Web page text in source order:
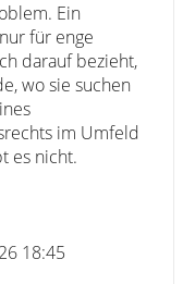
Ein
für enge
darauf bezieht,
wo sie suchen
im Umfeld
es nicht.
18:45